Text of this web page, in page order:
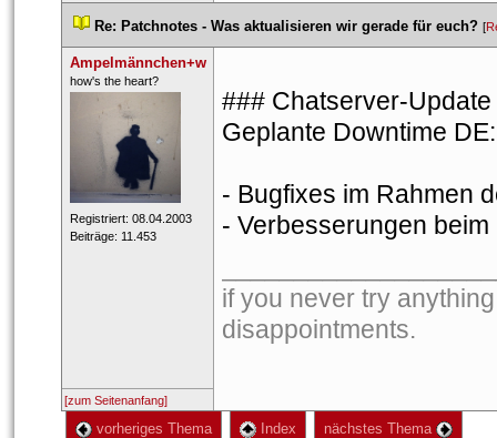
Re: Patchnotes - Was aktualisieren wir gerade für euch? [
Ampelmännchen+w
​how's the heart?
Registriert: 08.04.2003
Beiträge: 11.453
### Chatserver-
Geplante Downtime
- Bugfixes im Rahmen
- Verbesserungen
if you never try
disappointments.
[zum Seitenanfang]
vorheriges Thema Index nächstes Thema